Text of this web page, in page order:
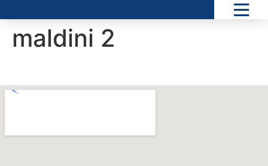
maldini 2